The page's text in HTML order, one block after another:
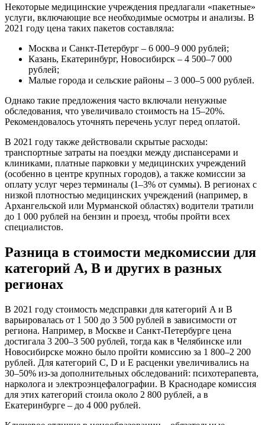
Некоторые медицинские учреждения предлагали «пакетные»
услуги, включающие все необходимые осмотры и анализы. В
2021 году цена таких пакетов составляла:
Москва и Санкт-Петербург – 6 000–9 000 рублей;
Казань, Екатеринбург, Новосибирск – 4 500–7 000
рублей;
Малые города и сельские районы – 3 000–5 000 рублей.
Однако такие предложения часто включали ненужные
обследования, что увеличивало стоимость на 15–20%.
Рекомендовалось уточнять перечень услуг перед оплатой.
В 2021 году также действовали скрытые расходы:
транспортные затраты на поездки между диспансерами и
клиниками, платные парковки у медицинских учреждений
(особенно в центре крупных городов), а также комиссии за
оплату услуг через терминалы (1–3% от суммы). В регионах с
низкой плотностью медицинских учреждений (например, в
Архангельской или Мурманской областях) водители тратили
до 1 000 рублей на бензин и проезд, чтобы пройти всех
специалистов.
Разница в стоимости медкомиссии для
категорий A, B и других в разных
регионах
В 2021 году стоимость медсправки для категорий A и B
варьировалась от 1 500 до 3 500 рублей в зависимости от
региона. Например, в Москве и Санкт-Петербурге цена
достигала 3 200–3 500 рублей, тогда как в Челябинске или
Новосибирске можно было пройти комиссию за 1 800–2 200
рублей. Для категорий C, D и E расценки увеличивались на
30–50% из-за дополнительных обследований: психотерапевта,
нарколога и электроэнцефалографии. В Краснодаре комиссия
для этих категорий стоила около 2 800 рублей, а в
Екатеринбурге – до 4 000 рублей.